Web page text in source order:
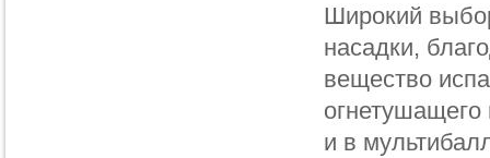
Широкий
насадки,
вещество
и в